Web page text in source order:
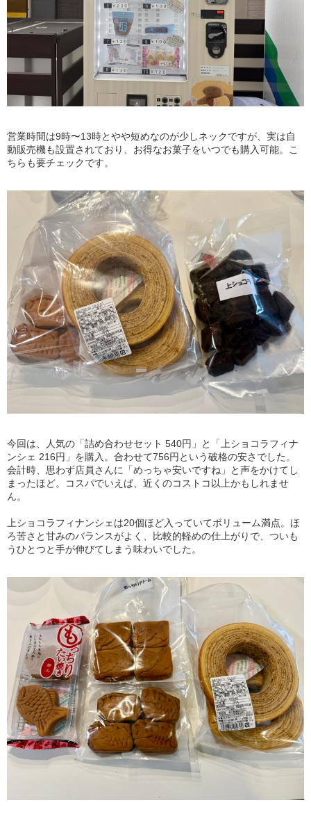
営業時間は9時〜13時とやや短めなのが少しネックですが、実は自
動販売機も設置されており、お得なお菓子をいつでも購入可能。こ
ちらも要チェックです。
今回は、人気の「詰め合わせセット 540円」と「上ショコラフィナ
ンシェ 216円」を購入。合わせて756円という破格の安さでした。
会計時、思わず店員さんに「めっちゃ安いですね」と声をかけてし
まったほど。コスパでいえば、近くのコストコ以上かもしれませ
ん。
上ショコラフィナンシェは20個ほど入っていてボリューム満点。ほ
ろ苦さと甘みのバランスがよく、比較的軽めの仕上がりで、ついも
うひとつと手が伸びてしまう味わいでした。